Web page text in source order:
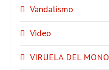
Vandalismo
Video
VIRUELA DEL MONO